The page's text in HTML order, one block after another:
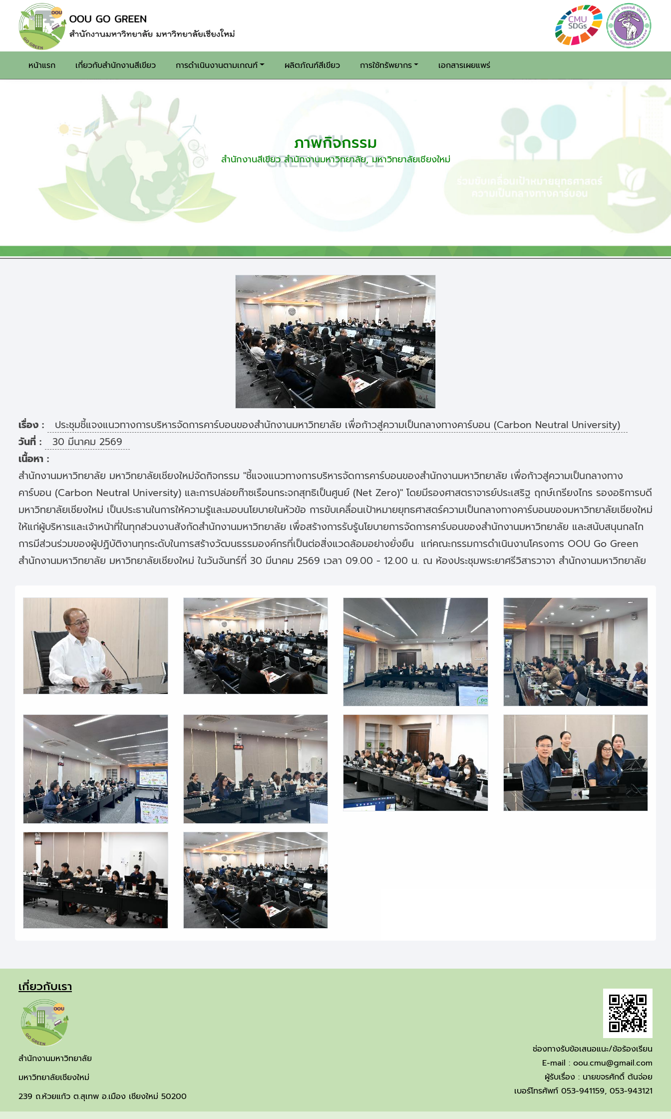
หน้าแรก เกี่ยวกับสำนักงานสีเขียว การดำเนินงานตามเกณฑ์ ผลิตภัณฑ์สีเขียว การใช้ทรัพยากร เอกสารเผยแพร่
ภาพกิจกรรม
สำนักงานสีเขียว สำนักงานมหาวิทยาลัย, มหาวิทยาลัยเชียงใหม่
เรื่อง :
ประชุมชี้แจงแนวทางการบริหารจัดการคาร์บอนของสำนักงานมหาวิทยาลัย เพื่อก้าวสู่ความเป็นกลางทางคาร์บอน (Carbon Neutral University)
วันที่ :
30 มีนาคม 2569
เนื้อหา :
สำนักงานมหาวิทยาลัย มหาวิทยาลัยเชียงใหม่จัดกิจกรรม "ชี้แจงแนวทางการบริหารจัดการคาร์บอนของสำนักงานมหาวิทยาลัย เพื่อก้าวสู่ความเป็นกลางทาง
คาร์บอน (Carbon Neutral University) และการปล่อยก๊าซเรือนกระจกสุทธิเป็นศูนย์ (Net Zero)" โดยมีรองศาสตราจารย์ประเสริฐ ฤกษ์เกรียงไกร รองอธิการบดี
มหาวิทยาลัยเชียงใหม่ เป็นประธานในการให้ความรู้และมอบนโยบายในหัวข้อ การขับเคลื่อนเป้าหมายยุทธศาสตร์ความเป็นกลางทางคาร์บอนของมหาวิทยาลัยเชียงใหม่
ให้แก่ผู้บริหารและเจ้าหน้าที่ในทุกส่วนงานสังกัดสำนักงานมหาวิทยาลัย เพื่อสร้างการรับรู้นโยบายการจัดการคาร์บอนของสำนักงานมหาวิทยาลัย และสนับสนุนกลไก
การมีส่วนร่วมของผู้ปฏิบัติงานทุกระดับในการสร้างวัฒนธรรมองค์กรที่เป็นต่อสิ่งแวดล้อมอย่างยั่งยืน แก่คณะกรรมการดำเนินงานโครงการ OOU Go Green
สำนักงานมหาวิทยาลัย มหาวิทยาลัยเชียงใหม่ ในวันจันทร์ที่ 30 มีนาคม 2569 เวลา 09.00 - 12.00 น. ณ ห้องประชุมพระยาศรีวิสารวาจา สำนักงานมหาวิทยาลัย
เกี่ยวกับเรา
สำนักงานมหาวิทยาลัย
มหาวิทยาลัยเชียงใหม่
239 ถ.ห้วยแก้ว ต.สุเทพ อ.เมือง เชียงใหม่ 50200
ช่องทางรับข้อเสนอแนะ/ข้อร้องเรียน
E-mail : oou.cmu@gmail.com
ผู้รับเรื่อง : นายขจรศักดิ์ ต้นจ่อย
เบอร์โทรศัพท์ 053-941159, 053-943121